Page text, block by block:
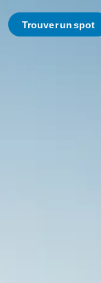
Trouver un spot